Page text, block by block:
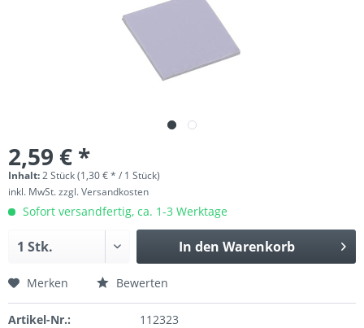
2,59 € *
Inhalt:2 Stück (1,30 € * / 1 Stück)
inkl. MwSt.zzgl. Versandkosten
Sofort versandfertig, ca. 1-3 Werktage
In den Warenkorb
Merken Bewerten
Artikel-Nr.:
112323